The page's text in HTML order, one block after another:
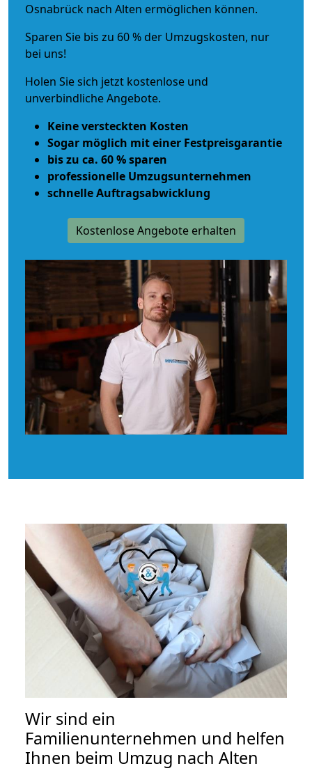
Osnabrück nach Alten ermöglichen können.
Sparen Sie bis zu 60 % der Umzugskosten, nur
bei uns!
Holen Sie sich jetzt kostenlose und
unverbindliche Angebote.
Keine versteckten Kosten
Sogar möglich mit einer Festpreisgarantie
bis zu ca. 60 % sparen
professionelle Umzugsunternehmen
schnelle Auftragsabwicklung
Kostenlose Angebote erhalten
Wir sind ein
Familienunternehmen und helfen
Ihnen beim Umzug nach Alten